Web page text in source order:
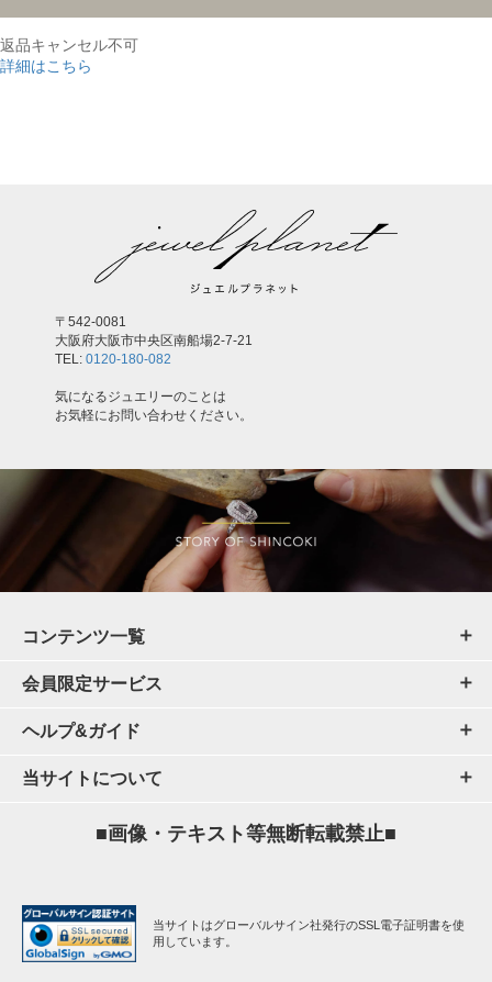
返品キャンセル不可
詳細はこちら
〒542-0081
大阪府大阪市中央区南船場2-7-21
TEL: 0120-180-082
気になるジュエリーのことは
お気軽にお問い合わせください。
コンテンツ一覧
会員限定サービス
ヘルプ&ガイド
当サイトについて
■画像・テキスト等無断転載禁止■
当サイトはグローバルサイン社発行のSSL電子証明書を使
用しています。